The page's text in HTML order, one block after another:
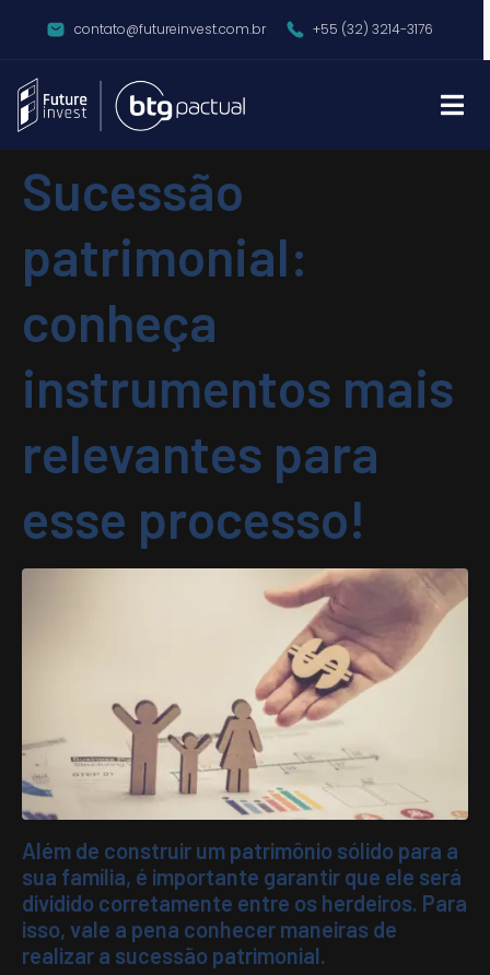
contato@futureinvest.com.br +55 (32) 3214-3176
Autor:Gestor
Home Author Archives: Gestor
Sucessão
patrimonial:
conheça
instrumentos mais
relevantes para
esse processo!
Além de construir um patrimônio sólido para a
sua família, é importante garantir que ele será
dividido corretamente entre os herdeiros. Para
isso, vale a pena conhecer maneiras de
realizar a sucessão patrimonial.